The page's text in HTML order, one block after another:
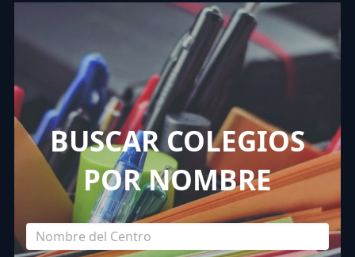
BUSCAR COLEGIOS
POR NOMBRE